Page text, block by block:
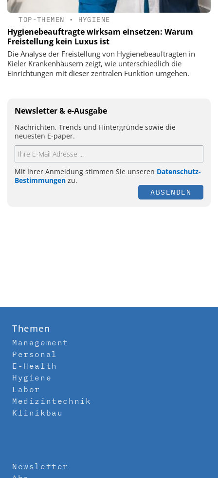
TOP-THEMEN • HYGIENE
Hygienebeauftragte wirksam einsetzen: Warum
Freistellung kein Luxus ist
Die Analyse der Freistellung von Hygienebeauftragten in
Kieler Krankenhäusern zeigt, wie unterschiedlich die
Einrichtungen mit dieser zentralen Funktion umgehen.
Newsletter & e-Ausgabe
Nachrichten, Trends und Hintergründe sowie die
neuesten E-paper.
Mit Ihrer Anmeldung stimmen Sie unseren Datenschutz-
Bestimmungen zu.
ABSENDEN
Themen
Management
Personal
E-Health
Hygiene
Labor
Medizintechnik
Klinikbau
Newsletter